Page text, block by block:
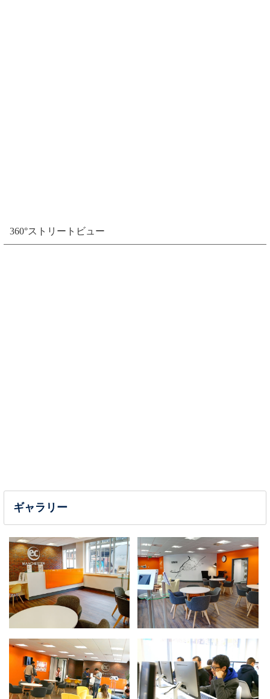
360°ストリートビュー
ギャラリー